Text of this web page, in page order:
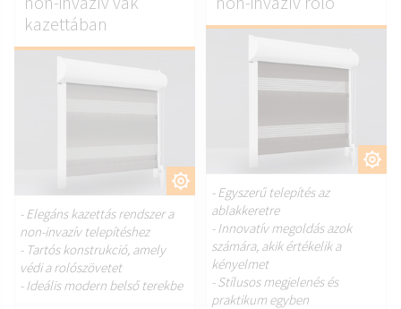
kazettában
- Elegáns kazettás rendszer a
non-invazív telepítéshez
- Tartós konstrukció, amely
védi a rolószövetet
- Ideális modern belső terekbe
- Egyszerű telepítés az
ablakkeretre
- Innovatív megoldás azok
számára, akik értékelik a
kényelmet
- Stílusos megjelenés és
praktikum egyben